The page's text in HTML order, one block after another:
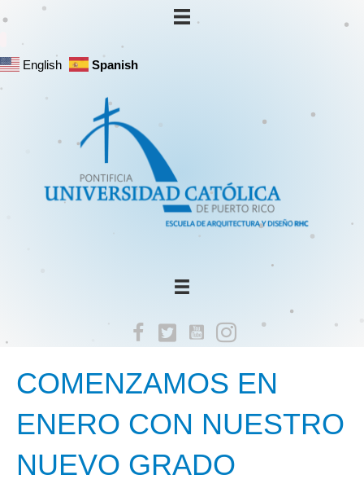
English Spanish
COMENZAMOS EN
ENERO CON NUESTRO
NUEVO GRADO